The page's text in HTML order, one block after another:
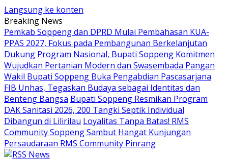
Langsung ke konten
Breaking News
Pemkab Soppeng dan DPRD Mulai Pembahasan KUA-
PPAS 2027, Fokus pada Pembangunan Berkelanjutan
Dukung Program Nasional, Bupati Soppeng Komitmen
Wujudkan Pertanian Modern dan Swasembada Pangan
Wakil Bupati Soppeng Buka Pengabdian Pascasarjana
FIB Unhas, Tegaskan Budaya sebagai Identitas dan
Benteng Bangsa Bupati Soppeng Resmikan Program
DAK Sanitasi 2026, 200 Tangki Septik Individual
Dibangun di Lilirilau Loyalitas Tanpa Batas! RMS
Community Soppeng Sambut Hangat Kunjungan
Persaudaraan RMS Community Pinrang